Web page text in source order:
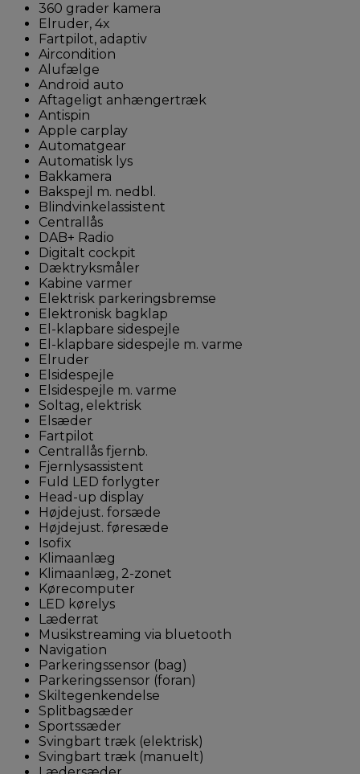
360 grader kamera
Elruder, 4x
Fartpilot, adaptiv
Aircondition
Alufælge
Android auto
Aftageligt anhængertræk
Antispin
Apple carplay
Automatgear
Automatisk lys
Bakkamera
Bakspejl m. nedbl.
Blindvinkelassistent
Centrallås
DAB+ Radio
Digitalt cockpit
Dæktryksmåler
Kabine varmer
Elektrisk parkeringsbremse
Elektronisk bagklap
El-klapbare sidespejle
El-klapbare sidespejle m. varme
Elruder
Elsidespejle
Elsidespejle m. varme
Soltag, elektrisk
Elsæder
Fartpilot
Centrallås fjernb.
Fjernlysassistent
Fuld LED forlygter
Head-up display
Højdejust. forsæde
Højdejust. føresæde
Isofix
Klimaanlæg
Klimaanlæg, 2-zonet
Kørecomputer
LED kørelys
Læderrat
Musikstreaming via bluetooth
Navigation
Parkeringssensor (bag)
Parkeringssensor (foran)
Skiltegenkendelse
Splitbagsæder
Sportssæder
Svingbart træk (elektrisk)
Svingbart træk (manuelt)